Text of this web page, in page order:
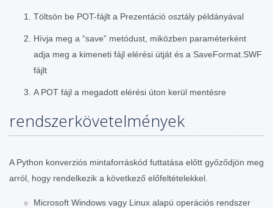
Töltsön be POT-fájlt a Prezentáció osztály példányával
Hívja meg a “save” metódust, miközben paraméterként
adja meg a kimeneti fájl elérési útját és a SaveFormat.SWF
fájlt
A POT fájl a megadott elérési úton kerül mentésre
rendszerkövetelmények
A Python konverziós mintaforráskód futtatása előtt győződjön meg
arról, hogy rendelkezik a következő előfeltételekkel.
Microsoft Windows vagy Linux alapú operációs rendszer